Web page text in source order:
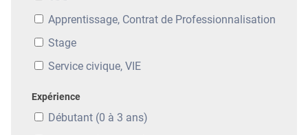
Apprentissage, Contrat de Professionnalisation
Stage
Service civique, VIE
Expérience
Débutant (0 à 3 ans)